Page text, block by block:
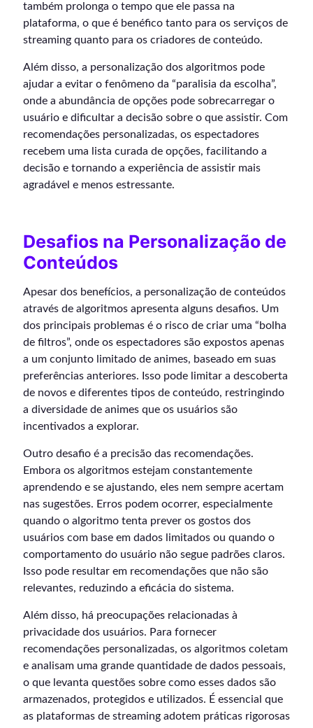
também prolonga o tempo que ele passa na
plataforma, o que é benéfico tanto para os serviços de
streaming quanto para os criadores de conteúdo.
Além disso, a personalização dos algoritmos pode
ajudar a evitar o fenômeno da “paralisia da escolha”,
onde a abundância de opções pode sobrecarregar o
usuário e dificultar a decisão sobre o que assistir. Com
recomendações personalizadas, os espectadores
recebem uma lista curada de opções, facilitando a
decisão e tornando a experiência de assistir mais
agradável e menos estressante.
Desafios na Personalização de
Conteúdos
Apesar dos benefícios, a personalização de conteúdos
através de algoritmos apresenta alguns desafios. Um
dos principais problemas é o risco de criar uma “bolha
de filtros”, onde os espectadores são expostos apenas
a um conjunto limitado de animes, baseado em suas
preferências anteriores. Isso pode limitar a descoberta
de novos e diferentes tipos de conteúdo, restringindo
a diversidade de animes que os usuários são
incentivados a explorar.
Outro desafio é a precisão das recomendações.
Embora os algoritmos estejam constantemente
aprendendo e se ajustando, eles nem sempre acertam
nas sugestões. Erros podem ocorrer, especialmente
quando o algoritmo tenta prever os gostos dos
usuários com base em dados limitados ou quando o
comportamento do usuário não segue padrões claros.
Isso pode resultar em recomendações que não são
relevantes, reduzindo a eficácia do sistema.
Além disso, há preocupações relacionadas à
privacidade dos usuários. Para fornecer
recomendações personalizadas, os algoritmos coletam
e analisam uma grande quantidade de dados pessoais,
o que levanta questões sobre como esses dados são
armazenados, protegidos e utilizados. É essencial que
as plataformas de streaming adotem práticas rigorosas